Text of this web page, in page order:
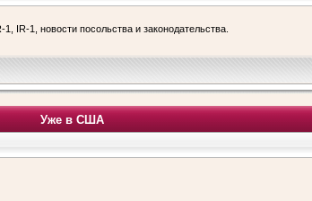
1, новости посольства и законодательства.
Уже в США